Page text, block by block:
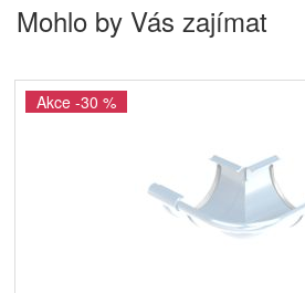
Mohlo by Vás zajímat
Akce -30 %